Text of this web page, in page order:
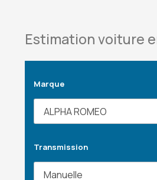
Estimation voiture
Marque
Transmission